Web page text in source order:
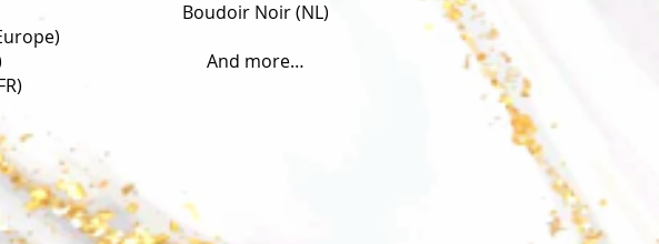
Boudoir Noir (NL)
And more…